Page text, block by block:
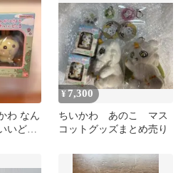
わ なん
いどー
¥ 7,300
ちいかわ あのこ マス
コットグッズまとめ売り